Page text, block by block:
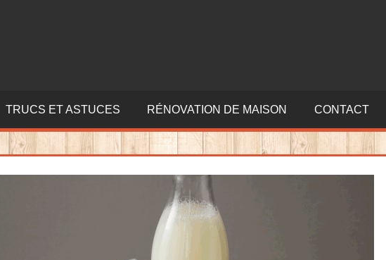
TRUCS ET ASTUCES RÉNOVATION DE MAISON CONTACT